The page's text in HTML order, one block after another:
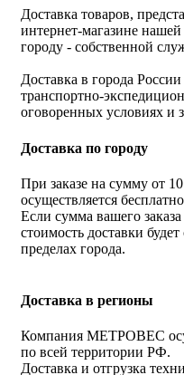
Доставка товаров,
интернет-магазине
городу - собственной
Доставка в города России
транспортно-
оговоренных условиях и
Доставка по городу
При заказе на сумму от
осуществляется
Если сумма вашего
стоимость доставки
пределах города.
Доставка в регионы
Компания МЕТРОВЕС
по всей территории РФ.
Доставка и отгрузка